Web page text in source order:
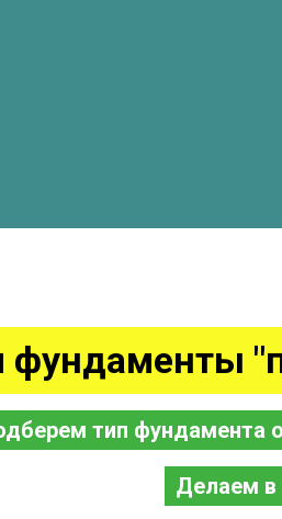
фундаменты
тип фундамента
Делаем в